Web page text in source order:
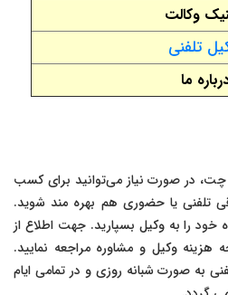
وکالت
تلفنی
ما
در صورت نیاز می‌توانید برای کسب
تلفنی یا حضوری هم بهره مند شوید.
خود را به وکیل بسپارید. جهت اطلاع از
وکیل و مشاوره مراجعه نمایید.
به صورت شبانه روزی و در تمامی ایام